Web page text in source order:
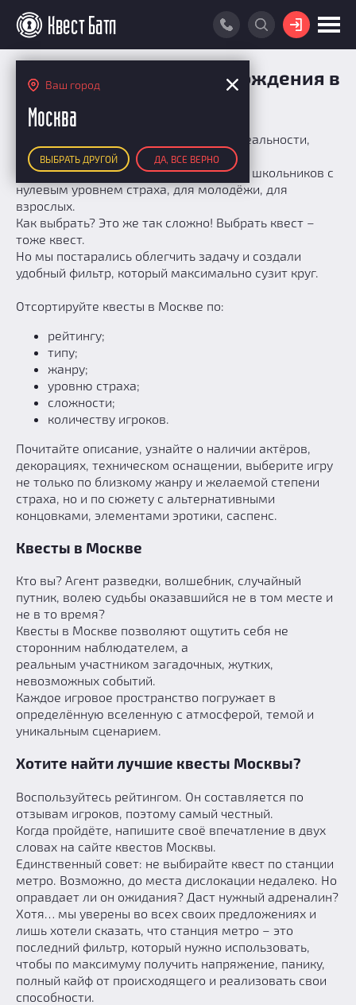
Ваш город
Москва
ВЫБРАТЬ ДРУГОЙ ДА, ВСЕ ВЕРНО
ВОЙТИ
КАРТА КВЕСТОВ
РЕЙТИНГ КОМАНД
Итоговый рейтинг
По количеству очков
По качеству игры
ПОИСК КОМАНДЫ
КВЕСТ БАТЛ
Cashback
Как подсчитываются рейтинги
Призы
Добавить квест
Партнерам
Подбор квеста для прохождения в
Москве
У нас представлены сотни квестов в реальности,
перформансов, экшн-игр, VR-квестов.
Среди них есть варианты для младших школьников с
нулевым уровнем страха, для молодёжи, для
взрослых.
Как выбрать? Это же так сложно! Выбрать квест –
тоже квест.
Но мы постарались облегчить задачу и создали
удобный фильтр, который максимально сузит круг.
Отсортируйте квесты в Москве по:
рейтингу;
типу;
жанру;
уровню страха;
сложности;
количеству игроков.
Почитайте описание, узнайте о наличии актёров,
декорациях, техническом оснащении, выберите игру
не только по близкому жанру и желаемой степени
страха, но и по сюжету с альтернативными
концовками, элементами эротики, саспенс.
Квесты в Москве
Кто вы? Агент разведки, волшебник, случайный
путник, волею судьбы оказавшийся не в том месте и
не в то время?
Квесты в Москве позволяют ощутить себя не
сторонним наблюдателем, а
реальным участником загадочных, жутких,
невозможных событий.
Каждое игровое пространство погружает в
определённую вселенную с атмосферой, темой и
уникальным сценарием.
Хотите найти лучшие квесты Москвы?
Воспользуйтесь рейтингом. Он составляется по
отзывам игроков, поэтому самый честный.
Когда пройдёте, напишите своё впечатление в двух
словах на сайте квестов Москвы.
Единственный совет: не выбирайте квест по станции
метро. Возможно, до места дислокации недалеко. Но
оправдает ли он ожидания? Даст нужный адреналин?
Хотя… мы уверены во всех своих предложениях и
лишь хотели сказать, что станция метро – это
последний фильтр, который нужно использовать,
чтобы по максимуму получить напряжение, панику,
полный кайф от происходящего и реализовать свои
способности.